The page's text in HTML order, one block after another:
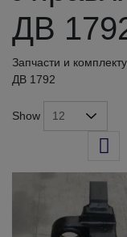
ДВ
Запчасти и
ДВ 1792
Show